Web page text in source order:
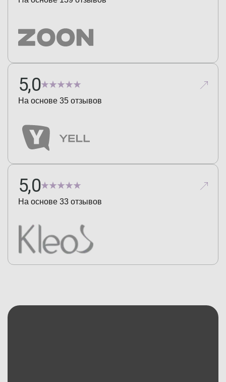
5,0
На основе 35 отзывов
5,0
На основе 33 отзывов